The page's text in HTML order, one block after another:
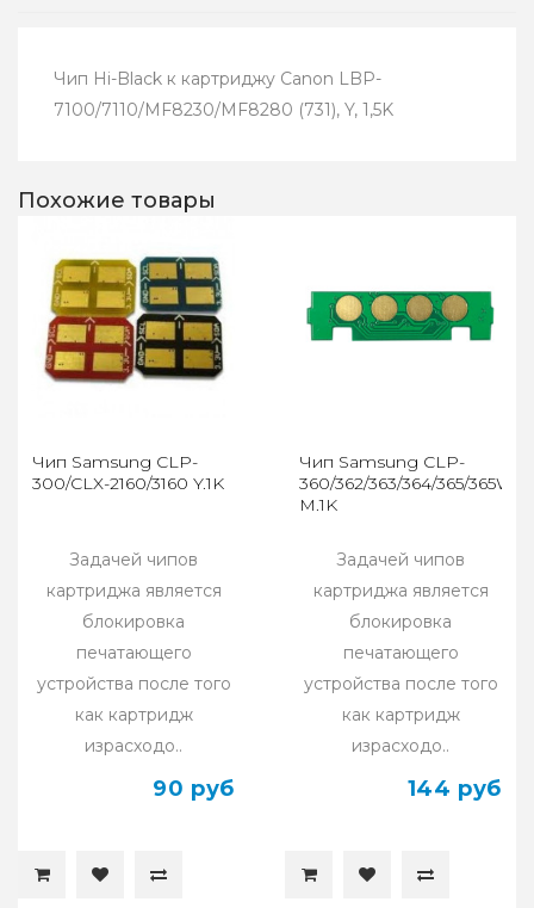
Чип Hi-Black к картриджу Canon LBP-
7100/7110/MF8230/MF8280 (731), Y, 1,5K
Похожие товары
Чип Samsung CLP-
300/CLX-2160/3160 Y.1K
Задачей чипов
картриджа является
блокировка
печатающего
устройства после того
как картридж
израсходо..
90 руб
Чип Samsung CLP-
360/362/363/364/365/365W/
M.1K
Задачей чипов
картриджа является
блокировка
печатающего
устройства после того
как картридж
израсходо..
144 руб